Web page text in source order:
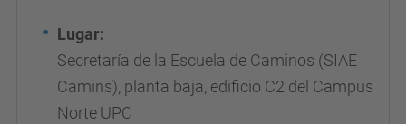
Lugar:
Secretaría de la Escuela de Caminos (SIAE
Camins), planta baja, edificio C2 del Campus
Norte UPC